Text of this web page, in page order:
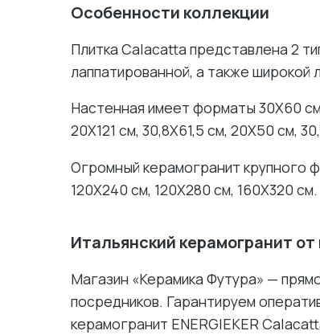
Особенности коллекции
Плитка Calacatta представлена 2
лаппатированной, а также широкой
Настенная имеет форматы 30X60
20X121 см, 30,8X61,5 см, 20X50 см,
Огромный керамогранит крупного
120X240 см, 120X280 см, 160X320 см.
Итальянский керамогранит
Магазин «Керамика Футура» —
посредников. Гарантируем
керамогранит ENERGIEKER